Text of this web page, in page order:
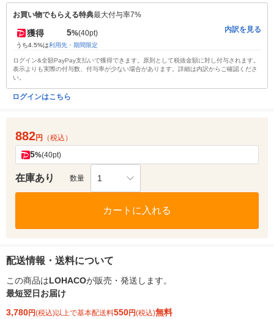
お買い物でもらえる特典最大付与率7%
獲得 5%(40pt)
うち4.5%は利用先・期間限定
内訳を見る
ログイン&全額PayPay支払いで獲得できます。原則として税抜金額に対し付与されます。
表示よりも実際の付与数、付与率が少ない場合があります。詳細は内訳からご確認くださ
い。
ログインはこちら
882円 （税込）
5%(40pt)
在庫あり 数量 1
カートに入れる
配送情報・送料について
この商品はLOHACOが販売・発送します。
最短翌日お届け
3,780円(税込)以上で基本配送料550円(税込)無料